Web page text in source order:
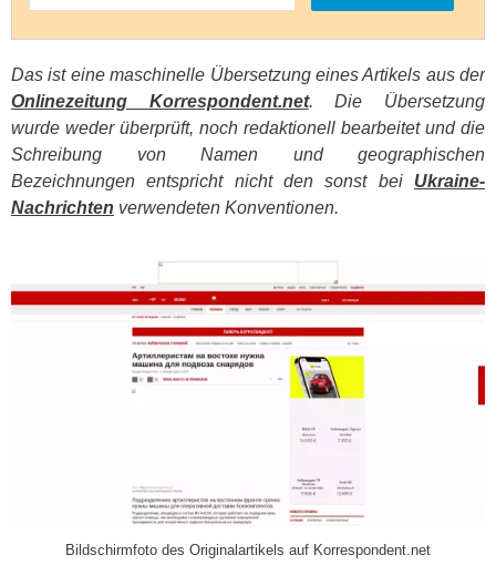
Das ist eine maschinelle Übersetzung eines Artikels aus der
Onlinezeitung Korrespondent.net. Die Übersetzung
wurde weder überprüft, noch redaktionell bearbeitet und die
Schreibung von Namen und geographischen
Bezeichnungen entspricht nicht den sonst bei Ukraine-
Nachrichten verwendeten Konventionen.
Bildschirmfoto des Originalartikels auf Korrespondent.net